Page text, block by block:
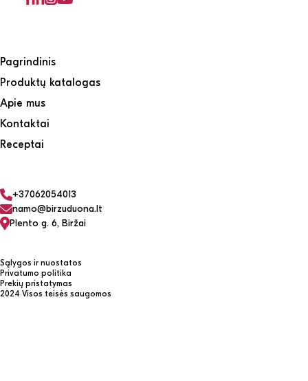
Pagrindinis
Produktų katalogas
Apie mus
Kontaktai
Receptai
+37062054013
namo@birzuduona.lt
Plento g. 6, Biržai
2024 Visos teisės saugomos
Sąlygos ir nuostatos
Privatumo politika
Prekių pristatymas